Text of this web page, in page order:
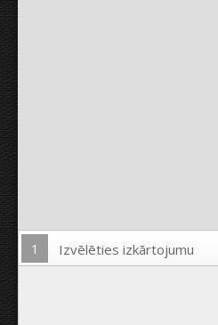
Ielādēt
1 Izvēlēties izkārtojumu